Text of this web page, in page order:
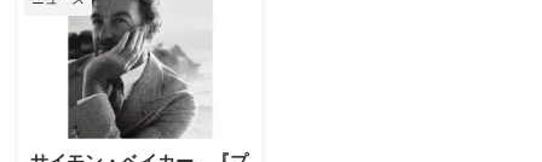
ィ・オア・ノット』の続編とな
る、『レディ・オア・ノット2』
が2026年8月14日（金）に劇場
公開されることが決定した。あわ
せて、ポスタービジュアルおよび
場面写真も解禁された。 “最狂の